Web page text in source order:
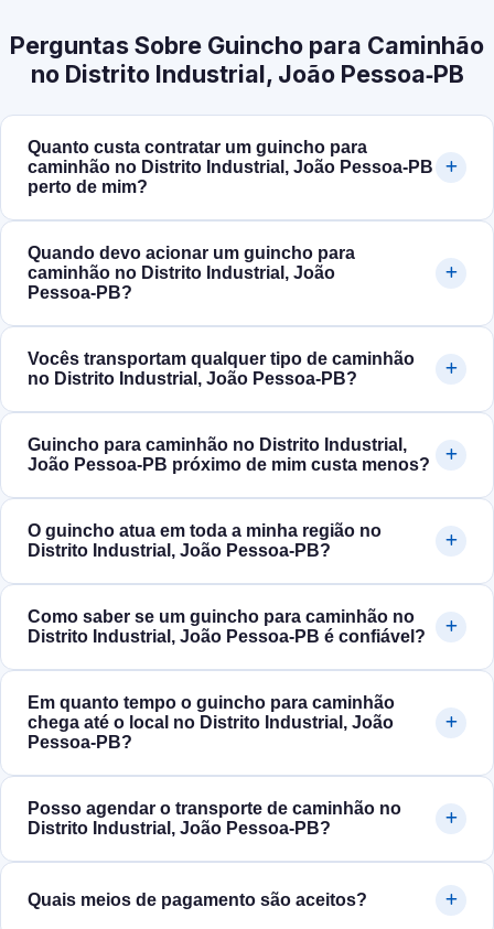
Perguntas Sobre Guincho para Caminhão
no Distrito Industrial, João Pessoa‑PB
Quanto custa contratar um guincho para
caminhão no Distrito Industrial, João Pessoa‑PB
perto de mim?
Quando devo acionar um guincho para
caminhão no Distrito Industrial, João
Pessoa‑PB?
Vocês transportam qualquer tipo de caminhão
no Distrito Industrial, João Pessoa‑PB?
Guincho para caminhão no Distrito Industrial,
João Pessoa‑PB próximo de mim custa menos?
O guincho atua em toda a minha região no
Distrito Industrial, João Pessoa‑PB?
Como saber se um guincho para caminhão no
Distrito Industrial, João Pessoa‑PB é confiável?
Em quanto tempo o guincho para caminhão
chega até o local no Distrito Industrial, João
Pessoa‑PB?
Posso agendar o transporte de caminhão no
Distrito Industrial, João Pessoa‑PB?
Quais meios de pagamento são aceitos?